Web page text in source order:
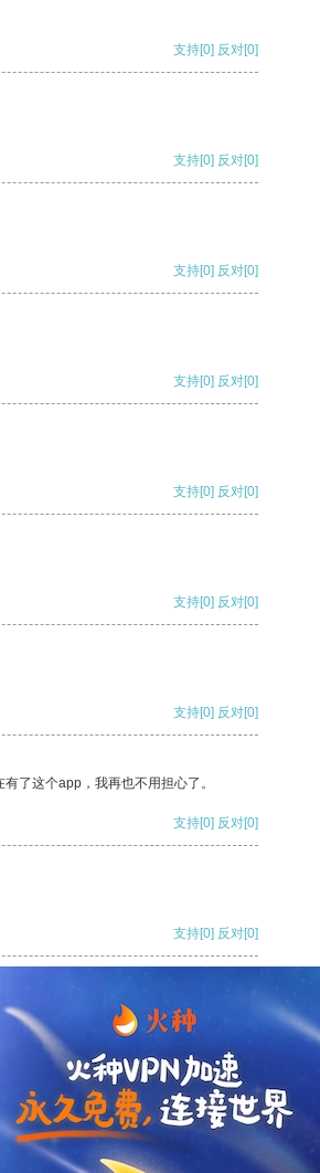
支持[0] 反对[0]
支持[0] 反对[0]
支持[0] 反对[0]
支持[0] 反对[0]
支持[0] 反对[0]
支持[0] 反对[0]
支持[0] 反对[0]
了这个app，我再也不用担心了。
支持[0] 反对[0]
支持[0] 反对[0]
反对